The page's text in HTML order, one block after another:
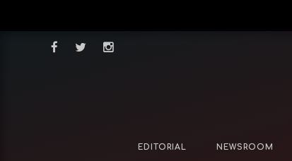
EDITORIAL NEWSROOM